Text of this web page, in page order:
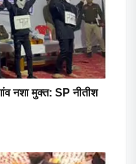
नशा मुक्त: SP नीतीश